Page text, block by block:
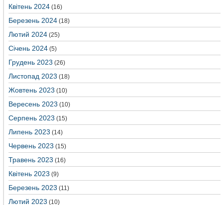
Квітень 2024 (16)
Березень 2024 (18)
Лютий 2024 (25)
Січень 2024 (5)
Грудень 2023 (26)
Листопад 2023 (18)
Жовтень 2023 (10)
Вересень 2023 (10)
Серпень 2023 (15)
Липень 2023 (14)
Червень 2023 (15)
Травень 2023 (16)
Квітень 2023 (9)
Березень 2023 (11)
Лютий 2023 (10)